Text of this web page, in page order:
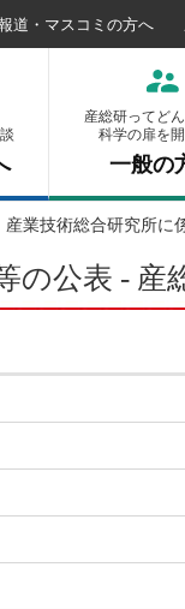
道・マスコミの方へ
産総研ってど
科学の扉を開
一般の
産業技術総合研究所に
の公表 - 産